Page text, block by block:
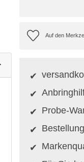
Probe-